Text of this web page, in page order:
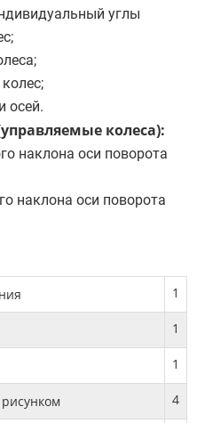
углы
осей.
колеса):
наклона оси поворота
наклона оси поворота
1
1
1
4